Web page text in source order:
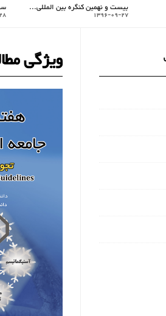
بیست و نهمین کنگره بین المللی...
1396-09-27
ویژگی